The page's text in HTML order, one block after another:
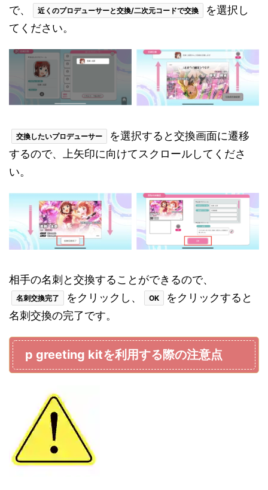
で、
近くのプロデューサーと交換/二次元コードで交換
を選択し
てください。
交換したいプロデューサー
を選択すると交換画面に遷移
するので、上矢印に向けてスクロールしてくださ
い。
相手の名刺と交換することができるので、
名刺交換完了 をクリックし、 OK
をクリックすると
名刺交換の完了です。
p greeting kitを利用する際の注意点